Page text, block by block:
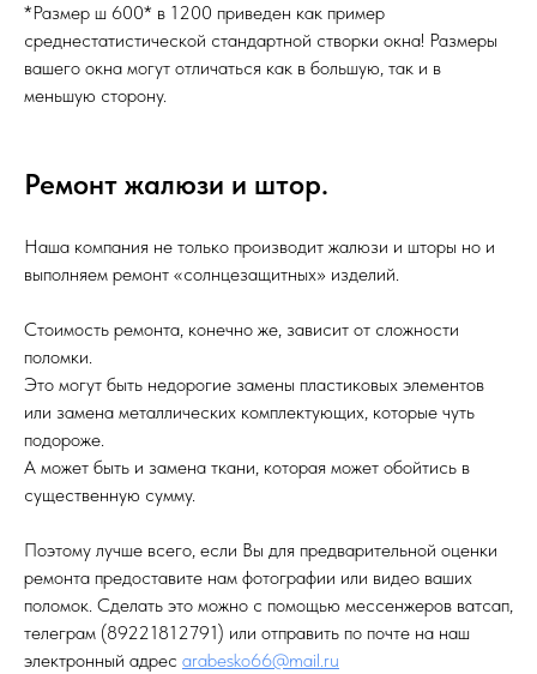
*Размер ш 600* в 1200 приведен как пример
среднестатистической стандартной створки окна! Размеры
вашего окна могут отличаться как в большую, так и в
меньшую сторону.
Ремонт жалюзи и штор.
Наша компания не только производит жалюзи и шторы но и
выполняем ремонт «солнцезащитных» изделий.
Стоимость ремонта, конечно же, зависит от сложности
поломки.
Это могут быть недорогие замены пластиковых элементов
или замена металлических комплектующих, которые чуть
подороже.
А может быть и замена ткани, которая может обойтись в
существенную сумму.
Поэтому лучше всего, если Вы для предварительной оценки
ремонта предоставите нам фотографии или видео ваших
поломок. Сделать это можно с помощью мессенжеров ватсап,
телеграм (89221812791) или отправить по почте на наш
электронный адрес arabesko66@mail.ru